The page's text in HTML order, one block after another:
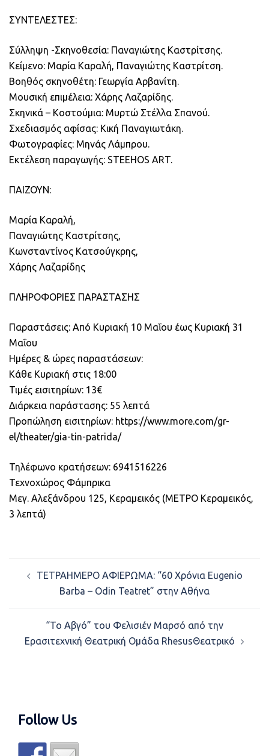
ΣΥΝΤΕΛΕΣΤΕΣ:
Σύλληψη -Σκηνοθεσία: Παναγιώτης Καστρίτσης.
Κείμενο: Μαρία Καραλή, Παναγιώτης Καστρίτση.
Βοηθός σκηνοθέτη: Γεωργία Αρβανίτη.
Μουσική επιμέλεια: Χάρης Λαζαρίδης.
Σκηνικά – Κοστούμια: Μυρτώ Στέλλα Σπανού.
Σχεδιασμός αφίσας: Κική Παναγιωτάκη.
Φωτογραφίες: Μηνάς Λάμπρου.
Εκτέλεση παραγωγής: STEEHOS ART.
ΠΑΙΖΟΥΝ:
Μαρία Καραλή,
Παναγιώτης Καστρίτσης,
Κωνσταντίνος Κατσούγκρης,
Χάρης Λαζαρίδης
ΠΛΗΡΟΦΟΡΙΕΣ ΠΑΡΑΣΤΑΣΗΣ
Παραστάσεις: Από Κυριακή 10 Μαΐου έως Κυριακή 31
Μαΐου
Ημέρες & ώρες παραστάσεων:
Κάθε Κυριακή στις 18:00
Τιμές εισιτηρίων: 13€
Διάρκεια παράστασης: 55 λεπτά
Προπώληση εισιτηρίων: https://www.more.com/gr-
el/theater/gia-tin-patrida/
Τηλέφωνο κρατήσεων: 6941516226
Τεχνοχώρος Φάμπρικα
Μεγ. Αλεξάνδρου 125, Κεραμεικός (ΜΕΤΡΟ Κεραμεικός,
3 λεπτά)
navigation
ΤΕΤΡΑΗΜΕΡΟ ΑΦΙΕΡΩΜΑ: “60 Χρόνια Eugenio
Barba – Odin Teatret” στην Αθήνα
“Το Αβγό” του Φελισιέν Μαρσό από την
Ερασιτεχνική Θεατρική Ομάδα RhesusΘεατρικό
Follow Us